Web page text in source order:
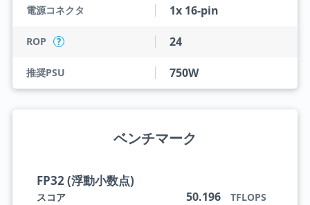
電源コネクタ 1x 16-pin
ROP ? 24
推奨PSU 750W
ベンチマーク
FP32 (浮動小数点)
スコア 50.196 TFLOPS